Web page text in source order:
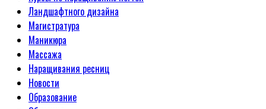
Ландшафтного дизайна
Магистратура
Маникюра
Массажа
Наращивания ресниц
Новости
Образование